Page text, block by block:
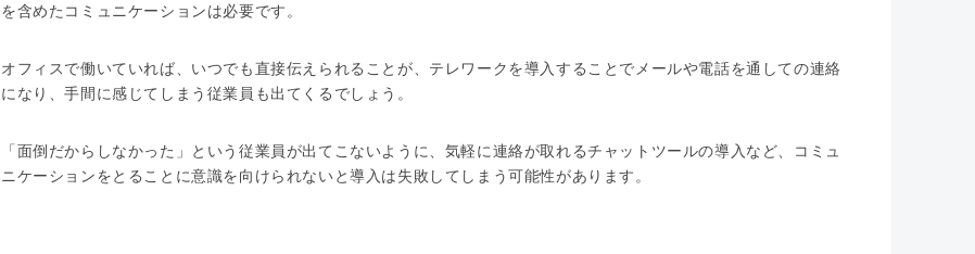
を含めたコミュニケーションは必要です。
オフィスで働いていれば、いつでも直接伝えられることが、テレワークを導入することでメールや電話を通しての連絡
になり、手間に感じてしまう従業員も出てくるでしょう。
「面倒だからしなかった」という従業員が出てこないように、気軽に連絡が取れるチャットツールの導入など、コミュ
ニケーションをとることに意識を向けられないと導入は失敗してしまう可能性があります。